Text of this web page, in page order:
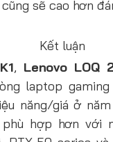
sẽ cao hơn
Kết luận
, Lenovo LOQ
laptop gaming
năng/giá ở
hợp hơn với